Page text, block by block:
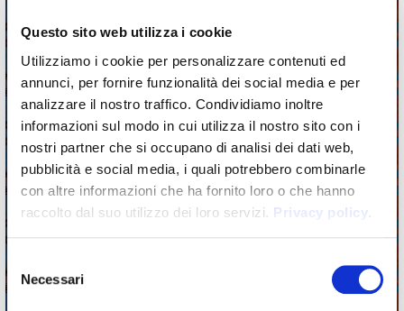
Questo sito web utilizza i cookie
Utilizziamo i cookie per personalizzare contenuti ed
annunci, per fornire funzionalità dei social media e per
analizzare il nostro traffico. Condividiamo inoltre
informazioni sul modo in cui utilizza il nostro sito con i
nostri partner che si occupano di analisi dei dati web,
pubblicità e social media, i quali potrebbero combinarle
con altre informazioni che ha fornito loro o che hanno
raccolto dal suo utilizzo dei loro servizi. Privacy policy.
delNecessari